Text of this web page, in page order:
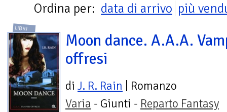
Ordina per: data di arrivo più
LIBRI
Moon dance. A.A.A.
offresi
di J. R. Rain | Romanzo
Varia - Giunti - Reparto Fantasy